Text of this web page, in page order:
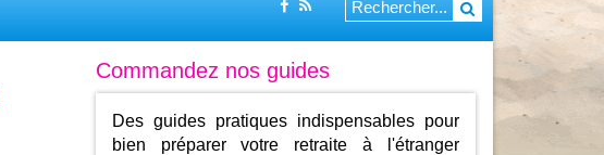
Commandez nos guides
Des guides pratiques indispensables pour
bien préparer votre retraite à l'étranger